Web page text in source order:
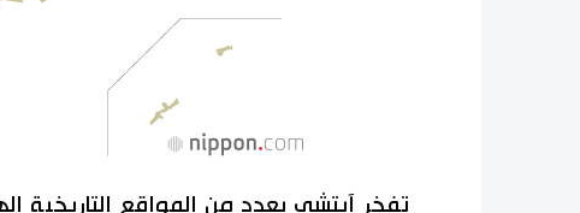
تفخر آيتشي بعدد من المواقع التاريخية